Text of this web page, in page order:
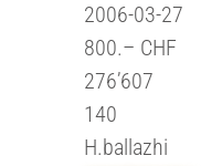
2006-03-27
800.– CHF
276’607
140
H.ballazhi